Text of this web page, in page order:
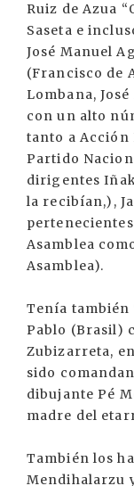
Ruiz de Azua
Saseta e
José Manuel
(Francisco de
Lombana,
con un alto
tanto a Acción
Partido
dirigentes
la recibían,),
Asamblea
Asamblea).
Tenía también
Pablo (Brasil)
Zubizarreta,
sido
dibujante Pé
madre del
También los
Mendihalarzu